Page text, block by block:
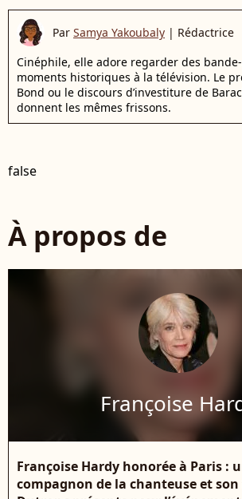
Par Samya Yakoubaly | Rédactrice
Cinéphile, elle adore regarder des
moments historiques à la télévision. Le
Bond ou le discours d’investiture de
donnent les mêmes frissons.
false
À propos de
Françoise
Françoise Hardy honorée à Paris :
compagnon de la chanteuse et